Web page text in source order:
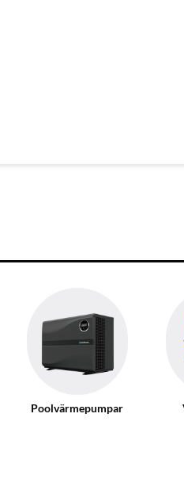
Poolvärmepumpar